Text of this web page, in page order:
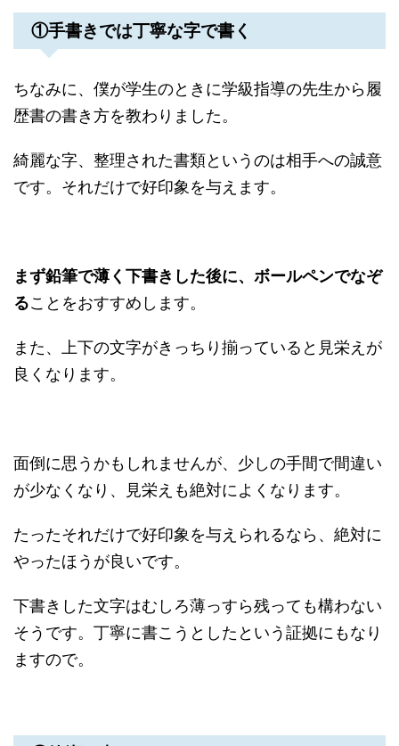
①手書きでは丁寧な字で書く
ちなみに、僕が学生のときに学級指導の先生から履
歴書の書き方を教わりました。
綺麗な字、整理された書類というのは相手への誠意
です。それだけで好印象を与えます。
まず鉛筆で薄く下書きした後に、ボールペンでなぞ
ることをおすすめします。
また、上下の文字がきっちり揃っていると見栄えが
良くなります。
面倒に思うかもしれませんが、少しの手間で間違い
が少なくなり、見栄えも絶対によくなります。
たったそれだけで好印象を与えられるなら、絶対に
やったほうが良いです。
下書きした文字はむしろ薄っすら残っても構わない
そうです。丁寧に書こうとしたという証拠にもなり
ますので。